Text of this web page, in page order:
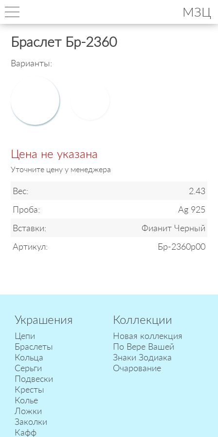
МЗЦ
Браслет Бр-2360
Варианты:
Цена не указана
Уточните цену у менеджера
Вес:
2.43
Проба:
Ag 925
Вставки:
Фианит Черный
Артикул:
Бр-2360р00
Украшения
Цепи
Браслеты
Кольца
Серьги
Подвески
Кресты
Колье
Ложки
Заколки
Кафф
Коллекции
Новая коллекция
По Вере Вашей
Знаки Зодиака
Очарование